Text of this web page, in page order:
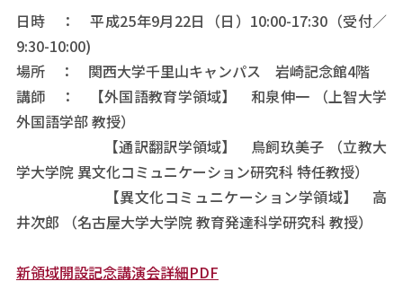
日時 ： 平成25年9月22日（日）10:00-17:30（受付／
9:30-10:00)
場所 ： 関西大学千里山キャンパス 岩崎記念館4階
講師 ： 【外国語教育学領域】 和泉伸一 （上智大学
外国語学部 教授）
【通訳翻訳学領域】 鳥飼玖美子 （立教大
学大学院 異文化コミュニケーション研究科 特任教授）
【異文化コミュニケーション学領域】 高
井次郎 （名古屋大学大学院 教育発達科学研究科 教授）
新領域開設記念講演会詳細PDF